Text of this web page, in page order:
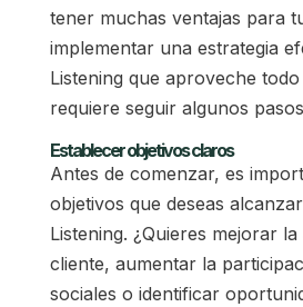
tener muchas ventajas para
implementar una estrategia
Listening que aproveche
requiere seguir algunos
Establecer objetivos claros
Antes de comenzar, es
objetivos que deseas
Listening. ¿Quieres mejorar
cliente, aumentar la
sociales o identificar